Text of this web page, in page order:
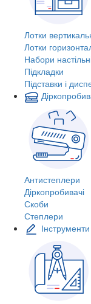
Лотки
Лотки
Набори
Підкладки
Підставки і
Антистеплери
Діркопробивачі
Скоби
Степлери